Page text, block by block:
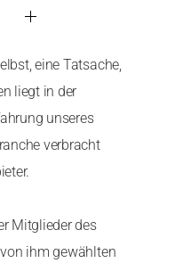
eine Tatsache,
liegt in der
unseres
verbracht
Mitglieder des
ihm gewählten